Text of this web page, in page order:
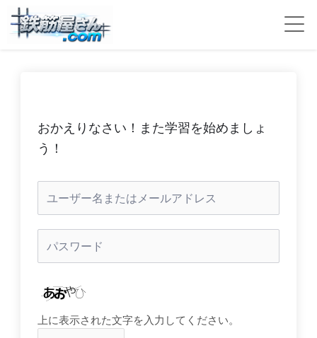
おかえりなさい！また学習を始めましょ
う！
上に表示された文字を入力してください。